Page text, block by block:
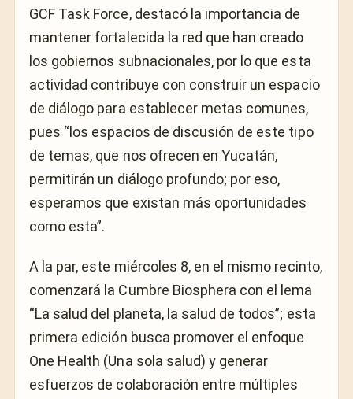
GCF Task Force, destacó la importancia de
mantener fortalecida la red que han creado
los gobiernos subnacionales, por lo que esta
actividad contribuye con construir un espacio
de diálogo para establecer metas comunes,
pues “los espacios de discusión de este tipo
de temas, que nos ofrecen en Yucatán,
permitirán un diálogo profundo; por eso,
esperamos que existan más oportunidades
como esta”.
A la par, este miércoles 8, en el mismo recinto,
comenzará la Cumbre Biosphera con el lema
“La salud del planeta, la salud de todos”; esta
primera edición busca promover el enfoque
One Health (Una sola salud) y generar
esfuerzos de colaboración entre múltiples